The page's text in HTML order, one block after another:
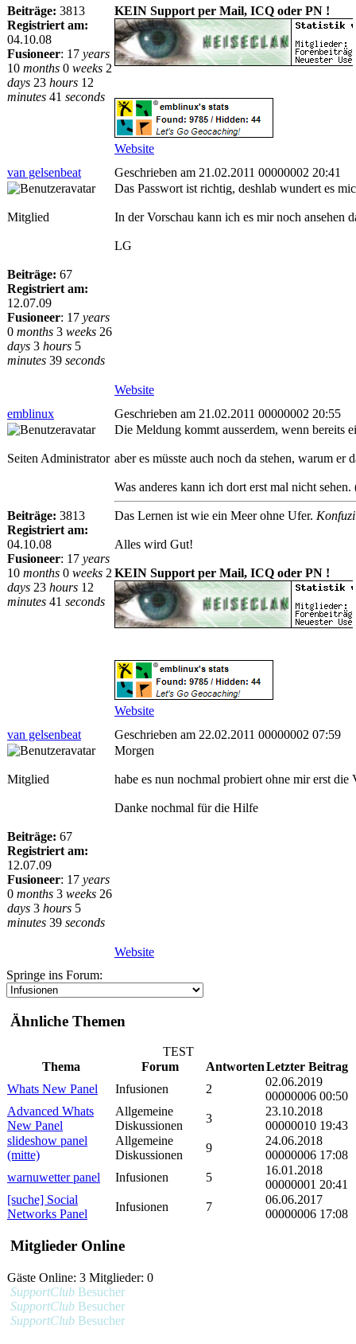
Beiträge: 3813
Registriert am:
04.10.08
Fusioneer: 17 years
10 months 0 weeks 2
days 23 hours 12
minutes 41 seconds
KEIN Support per Mail, ICQ oder PN !
Website
van gelsenbeat
Geschrieben am 21.02.2011 00000002 20:41
Mitglied
Beiträge: 67
Registriert am:
12.07.09
Fusioneer: 17 years
0 months 3 weeks 26
days 3 hours 5
minutes 39 seconds
Das Passwort ist richtig, deshlab wundert es
In der Vorschau kann ich es mir noch ansehen
LG
Website
emblinux
Geschrieben am 21.02.2011 00000002 20:55
Seiten Administrator
Beiträge: 3813
Registriert am:
04.10.08
Fusioneer: 17 years
10 months 0 weeks 2
days 23 hours 12
minutes 41 seconds
Die Meldung kommt ausserdem, wenn bereits
aber es müsste auch noch da stehen, warum
Was anderes kann ich dort erst mal nicht
Das Lernen ist wie ein Meer ohne Ufer.
Alles wird Gut!
KEIN Support per Mail, ICQ oder PN !
Website
van gelsenbeat
Geschrieben am 22.02.2011 00000002 07:59
Mitglied
Beiträge: 67
Registriert am:
12.07.09
Fusioneer: 17 years
0 months 3 weeks 26
days 3 hours 5
minutes 39 seconds
Morgen
habe es nun nochmal probiert ohne mir erst die
Danke nochmal für die Hilfe
Website
Springe ins Forum:
Ähnliche Themen
TEST
Thema
Forum AntwortenLetzter Beitrag
Whats New Panel
Infusionen 2
02.06.2019
00000006 00:50
Advanced Whats
New Panel
Allgemeine
Diskussionen
3
23.10.2018
00000010 19:43
slideshow panel
(mitte)
Allgemeine
Diskussionen
9
24.06.2018
00000006 17:08
warnuwetter panel
Infusionen 5
16.01.2018
00000001 20:41
[suche] Social
Networks Panel
Infusionen 7
06.06.2017
00000006 17:08
Mitglieder Online
Gäste Online: 3 Mitglieder: 0
SupportClub Besucher
SupportClub Besucher
SupportClub Besucher